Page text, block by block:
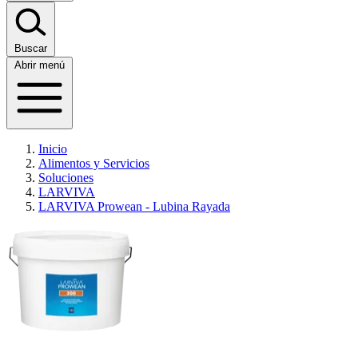
Buscar
Abrir menú
Inicio
Alimentos y Servicios
Soluciones
LARVIVA
LARVIVA Prowean - Lubina Rayada